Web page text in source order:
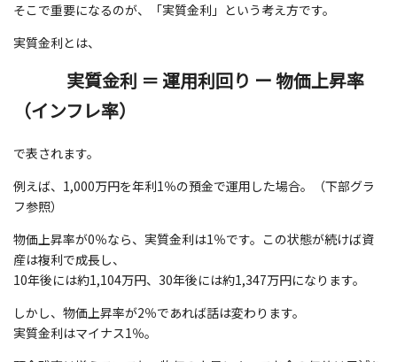
そこで重要になるのが、「実質金利」という考え方です。
実質金利とは、
実質金利 ＝ 運用利回り ー 物価上昇率
（インフレ率）
で表されます。
例えば、1,000万円を年利1％の預金で運用した場合。（下部グラ
フ参照）
物価上昇率が0％なら、実質金利は1％です。この状態が続けば資
産は複利で成長し、
10年後には約1,104万円、30年後には約1,347万円になります。
しかし、物価上昇率が2％であれば話は変わります。
実質金利はマイナス1％。